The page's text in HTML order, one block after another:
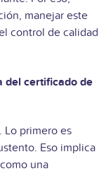
manejar este
control de calidad
del certificado de
Lo primero es
Eso implica
una